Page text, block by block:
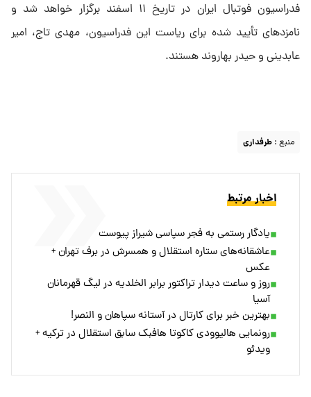
فدراسیون فوتبال ایران در تاریخ ۱۱ اسفند برگزار خواهد شد و
نامزدهای تأیید شده برای ریاست این فدراسیون، مهدی تاج، امیر
عابدینی و حیدر بهاروند هستند.
منبع : طرفداری
اخبار مرتبط
یادگار رستمی به فجر سپاسی شیراز پیوست
عاشقانه‌های ستاره استقلال و همسرش در برف تهران +
عکس
روز و ساعت دیدار تراکتور برابر الخلدیه در لیگ قهرمانان
آسیا
بهترین خبر برای کارتال در آستانه سپاهان و النصر!
رونمایی هالیوودی کاکوتا هافبک سابق استقلال در ترکیه +
ویدئو